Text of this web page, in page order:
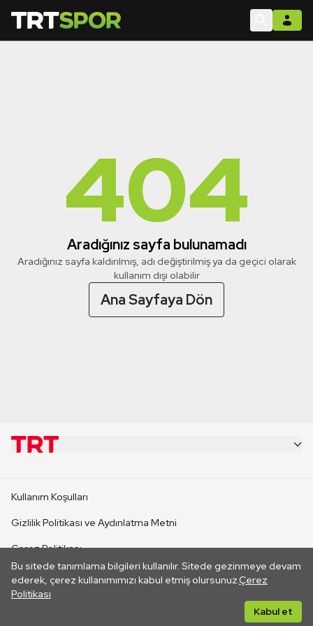
404
Aradığınız sayfa bulunamadı
Aradığınız sayfa kaldırılmış, adı değiştirilmiş ya da geçici olarak
kullanım dışı olabilir
Ana Sayfaya Dön
Bu sitede tanımlama bilgileri kullanılır. Sitede gezinmeye devam
ederek, çerez kullanımımızı kabul etmiş olursunuz.Çerez
Politikası
Kabul et
CANLI YAYINLAR
Kullanım Koşulları
Gizlilik Politikası ve Aydınlatma Metni
Çerez Politikası
İletişim
Her hakkı saklıdır. ©2026 TRT. Bağlantı yoluyla gidilen dış